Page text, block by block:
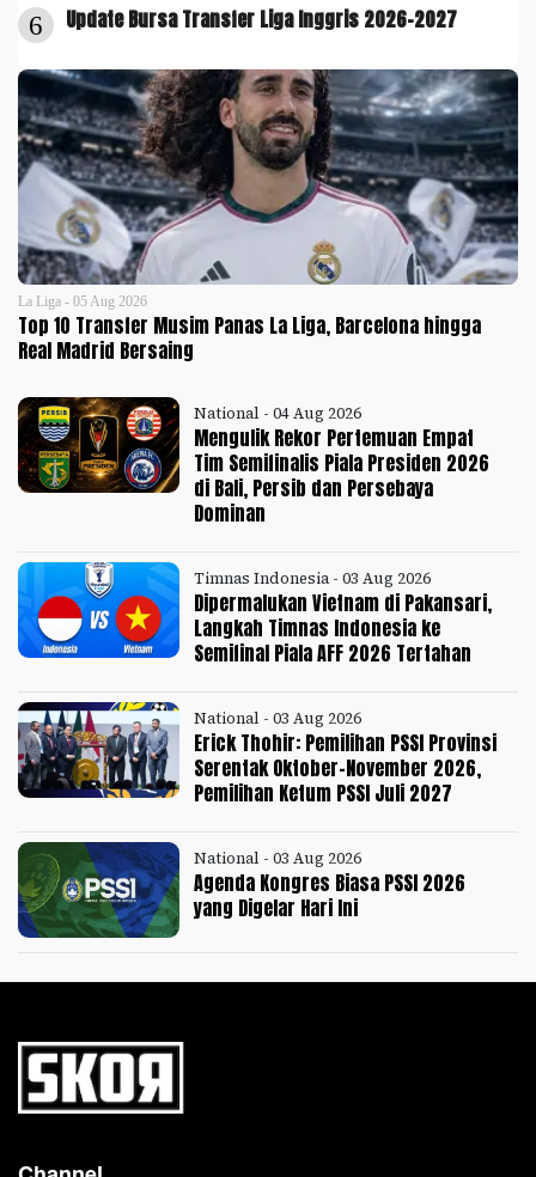
6 Update Bursa Transfer Liga Inggris 2026-2027
La Liga - 05 Aug 2026
Top 10 Transfer Musim Panas La Liga, Barcelona hingga
Real Madrid Bersaing
National - 04 Aug 2026
Mengulik Rekor Pertemuan Empat
Tim Semifinalis Piala Presiden 2026
di Bali, Persib dan Persebaya
Dominan
Timnas Indonesia - 03 Aug 2026
Dipermalukan Vietnam di Pakansari,
Langkah Timnas Indonesia ke
Semifinal Piala AFF 2026 Tertahan
National - 03 Aug 2026
Erick Thohir: Pemilihan PSSI Provinsi
Serentak Oktober-November 2026,
Pemilihan Ketum PSSI Juli 2027
National - 03 Aug 2026
Agenda Kongres Biasa PSSI 2026
yang Digelar Hari Ini